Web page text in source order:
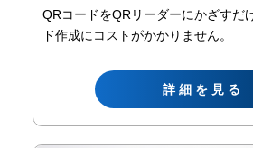
QRコードをQRリーダーにかざすだ
ド作成にコストがかかりません。
詳細を見る